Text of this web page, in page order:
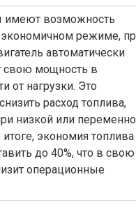
имеют возможность
экономичном режиме,
автоматически
свою мощность в
от нагрузки. Это
расход топлива,
низкой или
итоге, экономия топлива
до 40%, что в свою
операционные